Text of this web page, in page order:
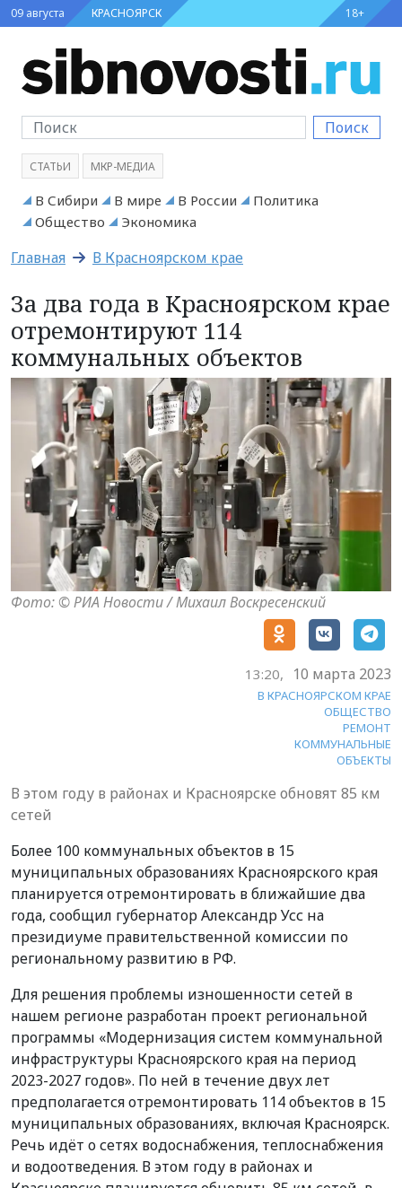
09 августа КРАСНОЯРСК 18+
Поиск
СТАТЬИ МКР-МЕДИА
В Сибири В мире В России
Политика
Общество
Экономика
Главная В Красноярском крае
За два года в Красноярском крае
отремонтируют 114
коммунальных объектов
Фото: © РИА Новости / Михаил Воскресенский
13:20, 10 марта 2023
В КРАСНОЯРСКОМ КРАЕ
ОБЩЕСТВО
РЕМОНТ
КОММУНАЛЬНЫЕ
ОБЪЕКТЫ
В этом году в районах и Красноярске обновят 85 км
сетей
Более 100 коммунальных объектов в 15
муниципальных образованиях Красноярского края
планируется отремонтировать в ближайшие два
года, сообщил губернатор Александр Усс на
президиуме правительственной комиссии по
региональному развитию в РФ.
Для решения проблемы изношенности сетей в
нашем регионе разработан проект региональной
программы «Модернизация систем коммунальной
инфраструктуры Красноярского края на период
2023-2027 годов». По ней в течение двух лет
предполагается отремонтировать 114 объектов в 15
муниципальных образованиях, включая Красноярск.
Речь идёт о сетях водоснабжения, теплоснабжения
и водоотведения. В этом году в районах и